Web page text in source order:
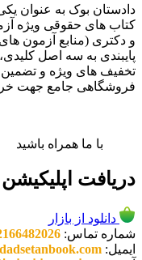
دادستان بوک به عنوان
کتاب های حقوقی ویژه
و دکتری (منابع آزمون
پایبندی به سه اصل
تخفیف های ویژه و
فروشگاهی جامع جهت
با ما همراه باشید
دریافت
دانلود از بازار
شماره تماس:
ایمیل: